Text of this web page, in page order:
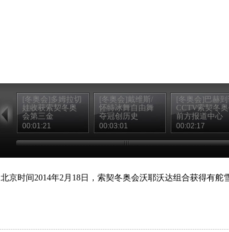
[冬奥会]多姆拉切
娃收获索契冬奥
会第三金
00:01:21
[冬奥会]戴维斯/
怀特冰舞自由舞
夺冠创历史
00:03:01
[冬奥会]巴赫
CCTV索契冬
前方报道中心
00:02:17
北京时间2014年2月18日，索契冬奥会沃耶沃达组合获得有舵